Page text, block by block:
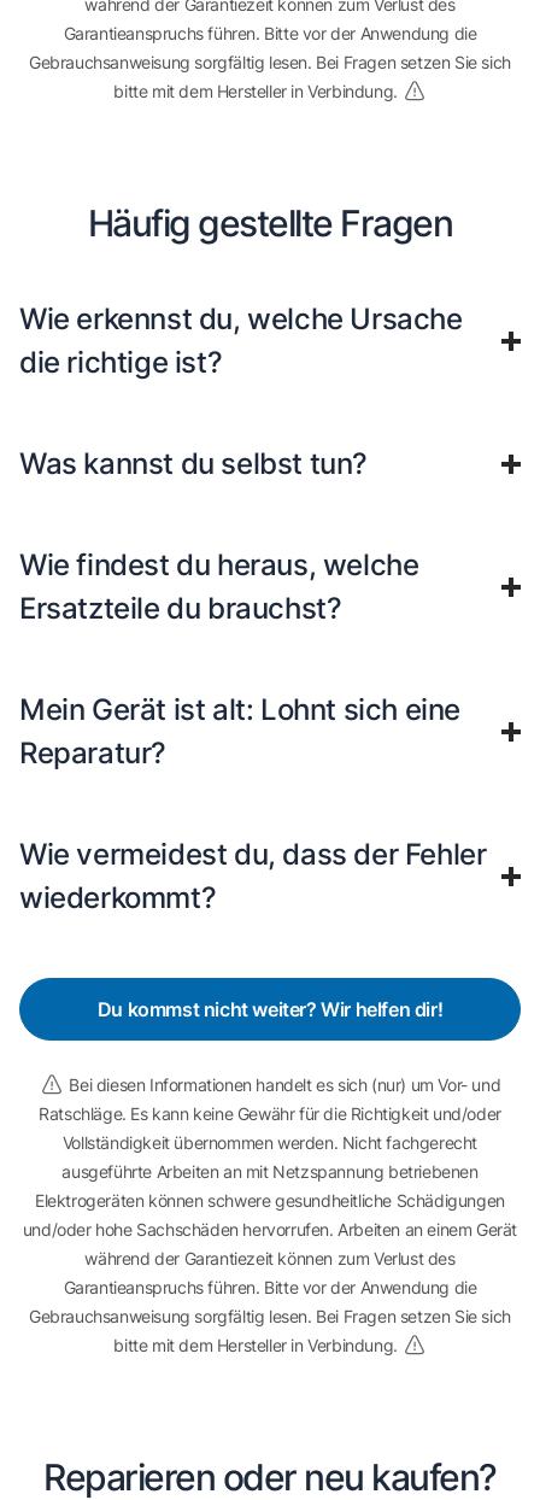
während der Garantiezeit können zum Verlust des
Garantieanspruchs führen. Bitte vor der Anwendung die
Gebrauchsanweisung sorgfältig lesen. Bei Fragen setzen Sie sich
bitte mit dem Hersteller in Verbindung.
Häufig gestellte Fragen
Wie erkennst du, welche Ursache
die richtige ist?
Was kannst du selbst tun?
Wie findest du heraus, welche
Ersatzteile du brauchst?
Mein Gerät ist alt: Lohnt sich eine
Reparatur?
Wie vermeidest du, dass der Fehler
wiederkommt?
Du kommst nicht weiter? Wir helfen dir!
Bei diesen Informationen handelt es sich (nur) um Vor- und
Ratschläge. Es kann keine Gewähr für die Richtigkeit und/oder
Vollständigkeit übernommen werden. Nicht fachgerecht
ausgeführte Arbeiten an mit Netzspannung betriebenen
Elektrogeräten können schwere gesundheitliche Schädigungen
und/oder hohe Sachschäden hervorrufen. Arbeiten an einem Gerät
während der Garantiezeit können zum Verlust des
Garantieanspruchs führen. Bitte vor der Anwendung die
Gebrauchsanweisung sorgfältig lesen. Bei Fragen setzen Sie sich
bitte mit dem Hersteller in Verbindung.
Reparieren oder neu kaufen?